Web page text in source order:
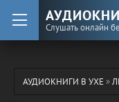
Слушать онлайн
АУДИОКНИГИ В УХЕ»